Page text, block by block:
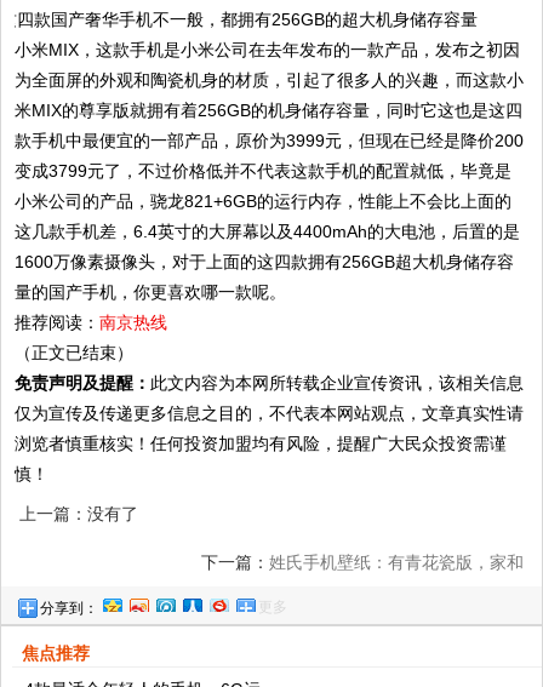
小米MIX，这款手机是小米公司在去年发布的一款产品，发布之初因
为全面屏的外观和陶瓷机身的材质，引起了很多人的兴趣，而这款小
米MIX的尊享版就拥有着256GB的机身储存容量，同时它这也是这四
款手机中最便宜的一部产品，原价为3999元，但现在已经是降价200
变成3799元了，不过价格低并不代表这款手机的配置就低，毕竟是
小米公司的产品，骁龙821+6GB的运行内存，性能上不会比上面的
这几款手机差，6.4英寸的大屏幕以及4400mAh的大电池，后置的是
1600万像素摄像头，对于上面的这四款拥有256GB超大机身储存容
量的国产手机，你更喜欢哪一款呢。
推荐阅读：南京热线
（正文已结束）
免责声明及提醒： 此文内容为本网所转载企业宣传资讯，该相关信息
仅为宣传及传递更多信息之目的，不代表本网站观点，文章真实性请
浏览者慎重核实！任何投资加盟均有风险，提醒广大民众投资需谨
慎！
上一篇：没有了
下一篇： 姓氏手机壁纸：有青花瓷版，家和
分享到： 更多
焦点推荐